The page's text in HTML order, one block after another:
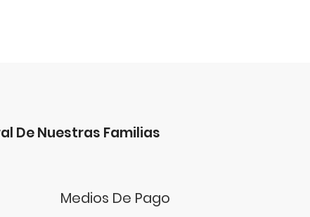
De Nuestras Familias
Medios De Pago